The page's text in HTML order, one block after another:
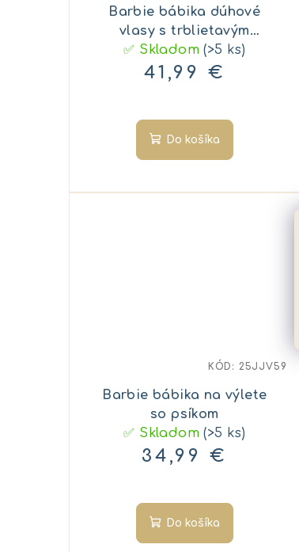
Barbie bábika dúhové
vlasy s trblietavým
stylingom
✅ Skladom(>5 ks)
41,99 €
Do košíka
Barbie bábika na výlete
so psíkom
✅ Skladom(>5 ks)
34,99 €
Do košíka
KÓD: 25JJV59